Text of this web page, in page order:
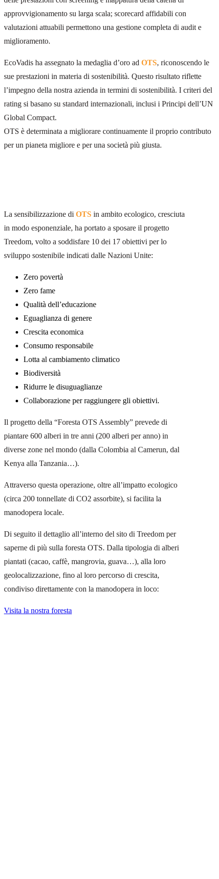
approvvigionamento su larga scala; scorecard affidabili con
valutazioni attuabili permettono una gestione completa di audit e
miglioramento.
EcoVadis ha assegnato la medaglia d’oro ad OTS, riconoscendo le
sue prestazioni in materia di sostenibilità. Questo risultato riflette
l’impegno della nostra azienda in termini di sostenibilità. I criteri del
rating si basano su standard internazionali, inclusi i Principi dell’UN
Global Compact.
OTS è determinata a migliorare continuamente il proprio contributo
per un pianeta migliore e per una società più giusta.
La sensibilizzazione di OTS in ambito ecologico, cresciuta
in modo esponenziale, ha portato a sposare il progetto
Treedom, volto a soddisfare 10 dei 17 obiettivi per lo
sviluppo sostenibile indicati dalle Nazioni Unite:
Zero povertà
Zero fame
Qualità dell’educazione
Eguaglianza di genere
Crescita economica
Consumo responsabile
Lotta al cambiamento climatico
Biodiversità
Ridurre le disuguaglianze
Collaborazione per raggiungere gli obiettivi.
Il progetto della “Foresta OTS Assembly” prevede di
piantare 600 alberi in tre anni (200 alberi per anno) in
diverse zone nel mondo (dalla Colombia al Camerun, dal
Kenya alla Tanzania…).
Attraverso questa operazione, oltre all’impatto ecologico
(circa 200 tonnellate di CO2 assorbite), si facilita la
manodopera locale.
Di seguito il dettaglio all’interno del sito di Treedom per
saperne di più sulla foresta OTS. Dalla tipologia di alberi
piantati (cacao, caffè, mangrovia, guava…), alla loro
geolocalizzazione, fino al loro percorso di crescita,
condiviso direttamente con la manodopera in loco:
Visita la nostra foresta